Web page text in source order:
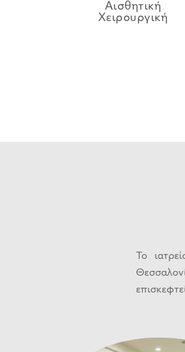
Αισθητική
Χειρουργική
Το